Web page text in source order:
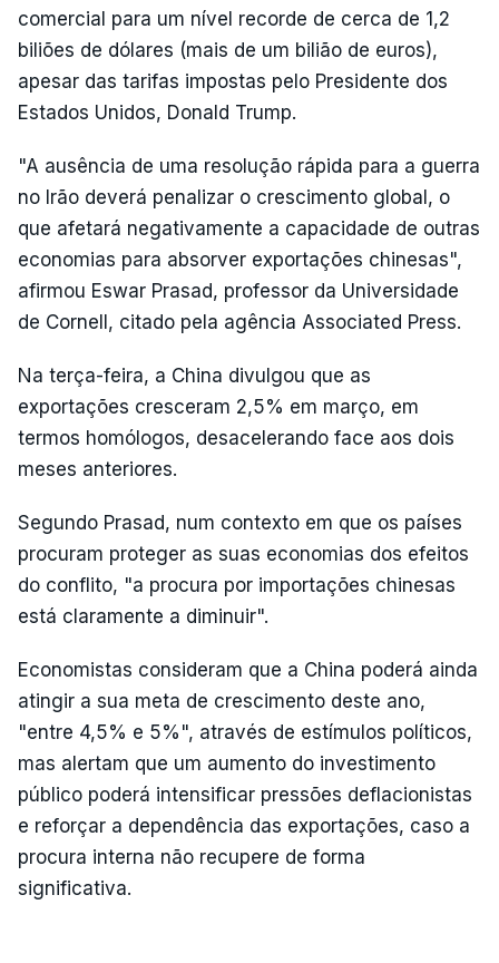
comercial para um nível recorde de cerca de 1,2
biliões de dólares (mais de um bilião de euros),
apesar das tarifas impostas pelo Presidente dos
Estados Unidos, Donald Trump.
"A ausência de uma resolução rápida para a guerra
no Irão deverá penalizar o crescimento global, o
que afetará negativamente a capacidade de outras
economias para absorver exportações chinesas",
afirmou Eswar Prasad, professor da Universidade
de Cornell, citado pela agência Associated Press.
Na terça-feira, a China divulgou que as
exportações cresceram 2,5% em março, em
termos homólogos, desacelerando face aos dois
meses anteriores.
Segundo Prasad, num contexto em que os países
procuram proteger as suas economias dos efeitos
do conflito, "a procura por importações chinesas
está claramente a diminuir".
Economistas consideram que a China poderá ainda
atingir a sua meta de crescimento deste ano,
"entre 4,5% e 5%", através de estímulos políticos,
mas alertam que um aumento do investimento
público poderá intensificar pressões deflacionistas
e reforçar a dependência das exportações, caso a
procura interna não recupere de forma
significativa.